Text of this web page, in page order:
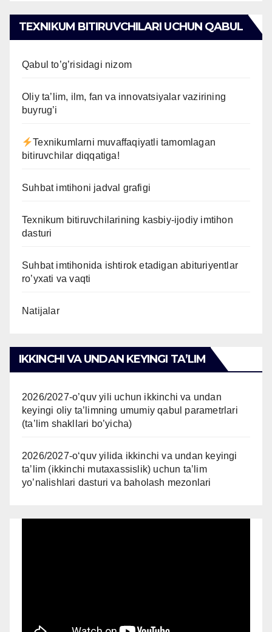
TEXNIKUM BITIRUVCHILARI UCHUN QABUL
Qabul to’g’risidagi nizom
Oliy ta’lim, ilm, fan va innovatsiyalar vazirining
buyrug’i
Texnikumlarni muvaffaqiyatli tamomlagan
bitiruvchilar diqqatiga!
Suhbat imtihoni jadval grafigi
Texnikum bitiruvchilarining kasbiy-ijodiy imtihon
dasturi
Suhbat imtihonida ishtirok etadigan abituriyentlar
ro’yxati va vaqti
Natijalar
IKKINCHI VA UNDAN KEYINGI TAʼLIM
2026/2027-o’quv yili uchun ikkinchi va undan
keyingi oliy ta’limning umumiy qabul parametrlari
(ta’lim shakllari bo’yicha)
2026/2027-oʻquv yilida ikkinchi va undan keyingi
taʼlim (ikkinchi mutaxassislik) uchun ta’lim
yo’nalishlari dasturi va baholash mezonlari